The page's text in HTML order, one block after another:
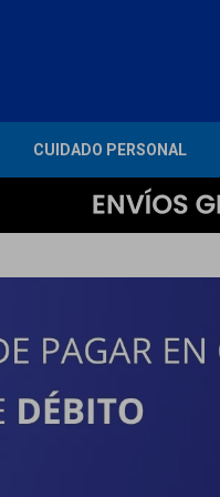
CUIDADO PERSONAL